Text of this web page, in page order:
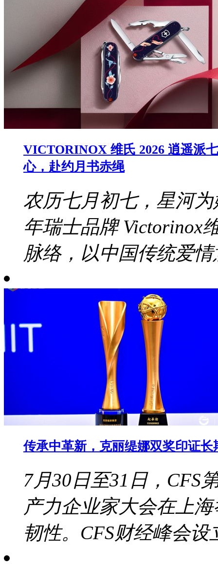
VICTORINOX 维氏 2026 逍遥派
心，赴约月书赤绳
农历七月初七，星河
年瑞士品牌 Victorinox
脉络，以中国传统爱情
传承中革新，克丽缇娜双奖印证长
7月30日至31日，CFS
产力企业家大会在上
韧性。CFS财经峰会设